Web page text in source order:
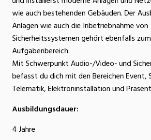
wie auch bestehenden Gebäuden. Der
Anlagen wie auch die Inbetriebnahme von
Sicherheitssystemen gehört ebenfalls zum
Aufgabenbereich.
Mit Schwerpunkt Audio-/Video- und
befasst du dich mit den Bereichen Event,
Telematik, Elektroninstallation und
Ausbildungsdauer:
4 Jahre